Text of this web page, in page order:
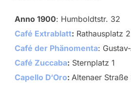
Anno 1900: Humboldtstr. 32
Café Extrablatt: Rathausplatz 2
Café der Phänomenta:
Café Zuccaba: Sternplatz 1
Capello D‘Oro: Altenaer Straße